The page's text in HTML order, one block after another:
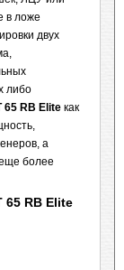
в ложе
двух
либо
65 RB Elite как
а
более
65 RB Elite